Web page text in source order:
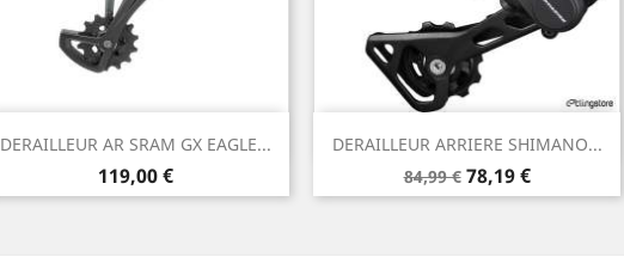
DERAILLEUR AR SRAM GX EAGLE...
Prix
119,00 €
Aperçu rapide DERAILLEUR ARRIERE SHIMANO...
Prix
de
84,99 € Prix
78,19 €
Aperçu rapide